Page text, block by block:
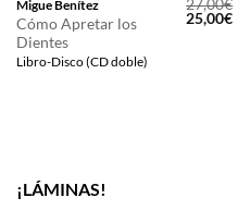
Migue Benítez
Cómo Apretar los
Dientes
Libro-Disco (CD doble)
27,00€
El
precio
25,00€El
¡LÁMINAS!